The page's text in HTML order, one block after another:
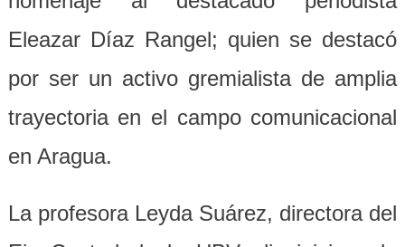
Eleazar Díaz Rangel; quien se destacó
por ser un activo gremialista de amplia
trayectoria en el campo comunicacional
en Aragua.
La profesora Leyda Suárez, directora del